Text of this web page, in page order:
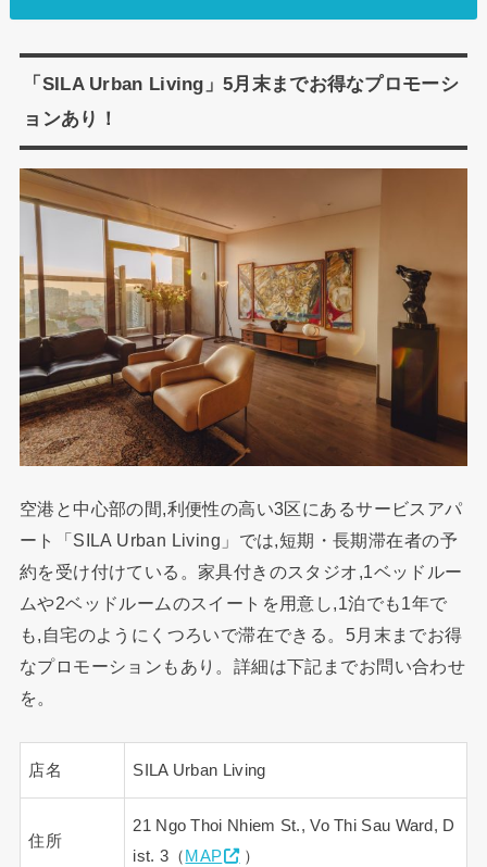
「SILA Urban Living」5月末までお得なプロモーシ
ョンあり！
空港と中心部の間,利便性の高い3区にあるサービスアパ
ート「SILA Urban Living」では,短期・長期滞在者の予
約を受け付けている。家具付きのスタジオ,1ベッドルー
ムや2ベッドルームのスイートを用意し,1泊でも1年で
も,自宅のようにくつろいで滞在できる。5月末までお得
なプロモーションもあり。詳細は下記までお問い合わせ
を。
店名 SILA Urban Living
住所
21 Ngo Thoi Nhiem St., Vo Thi Sau Ward, D
ist. 3（ MAP ）